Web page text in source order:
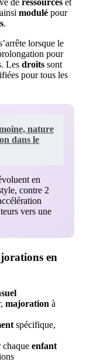
de ressources et
modulé pour
.
lorsque le
pour
Les droits sont
pour tous les
nature
dans le
en
contre 2
vers une
en
majoration à
spécifique,
chaque enfant